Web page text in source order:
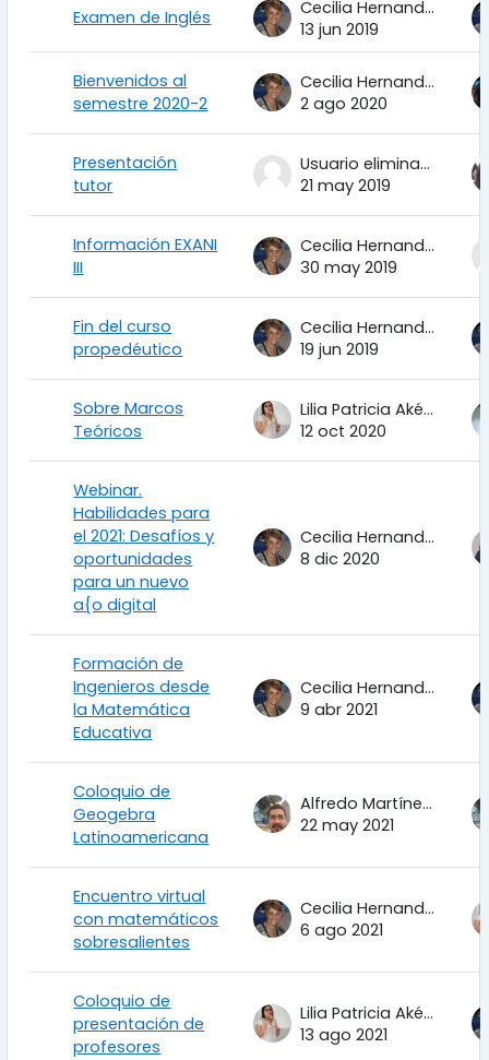
Examen de Inglés
Cecilia Hernandez Garciadiego
13 jun 2019
Bienvenidos al
semestre 2020-2
Cecilia Hernandez Garciadiego
2 ago 2020
Presentación
tutor
Usuario eliminado
21 may 2019
Información EXANI
III
Cecilia Hernandez Garciadiego
30 may 2019
Fin del curso
propedéutico
Cecilia Hernandez Garciadiego
19 jun 2019
Sobre Marcos
Teóricos
Lilia Patricia Aké Tec
12 oct 2020
Webinar.
Habilidades para
el 2021: Desafíos y
oportunidades
para un nuevo
a{o digital
Cecilia Hernandez Garciadiego
8 dic 2020
Formación de
Ingenieros desde
la Matemática
Educativa
Cecilia Hernandez Garciadiego
9 abr 2021
Coloquio de
Geogebra
Latinoamericana
Alfredo Martínez Uribe
22 may 2021
Encuentro virtual
con matemáticos
sobresalientes
Cecilia Hernandez Garciadiego
6 ago 2021
Coloquio de
presentación de
profesores
Lilia Patricia Aké Tec
13 ago 2021